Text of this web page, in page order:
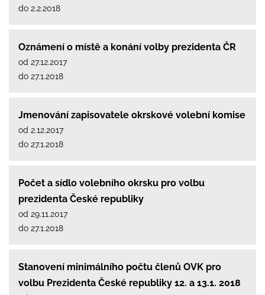
do 2.2.2018
Oznámení o místě a konání volby prezidenta ČR
od 27.12.2017
do 27.1.2018
Jmenování zapisovatele okrskové volební komise
od 2.12.2017
do 27.1.2018
Počet a sídlo volebního okrsku pro volbu
prezidenta České republiky
od 29.11.2017
do 27.1.2018
Stanovení minimálního počtu členů OVK pro
volbu Prezidenta České republiky 12. a 13.1. 2018